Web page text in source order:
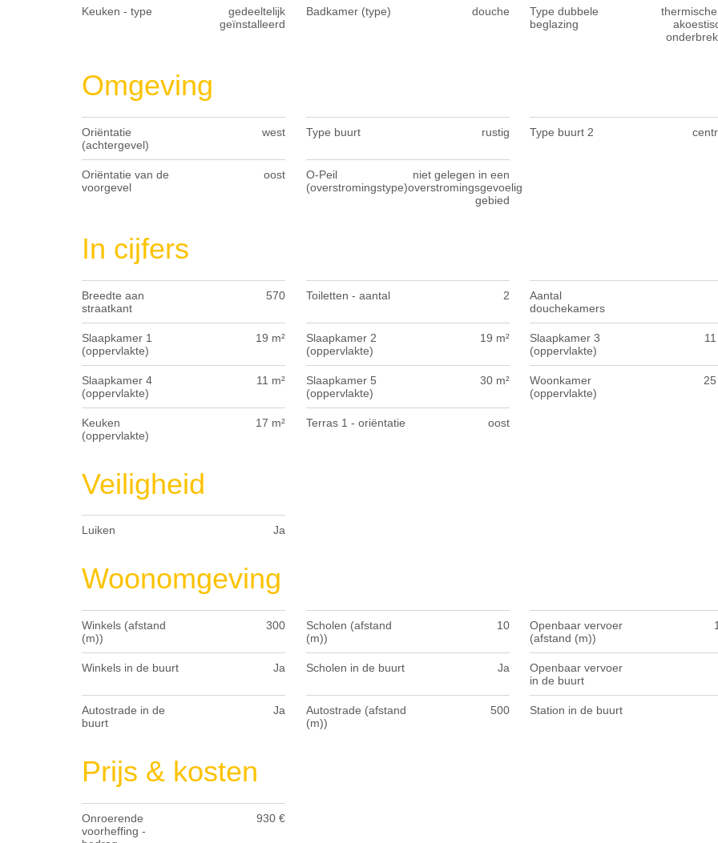
Keuken - type
gedeeltelijk
geïnstalleerd
Badkamer (type) douche
Type dubbele
beglazing
Omgeving
Oriëntatie
(achtergevel)
west Type buurt rustig Type buurt 2
Oriëntatie van de
voorgevel
oost
O-Peil
(overstromingstype)
niet gelegen in een
overstromingsgevoelig
gebied
In cijfers
Breedte aan
straatkant
570 Toiletten - aantal 2
Aantal
douchekamers
Slaapkamer 1
(oppervlakte)
19 m²
Slaapkamer 2
(oppervlakte)
19 m²
Slaapkamer 3
(oppervlakte)
Slaapkamer 4
(oppervlakte)
11 m²
Slaapkamer 5
(oppervlakte)
30 m²
Woonkamer
(oppervlakte)
25
Keuken
(oppervlakte)
17 m² Terras 1 - oriëntatie oost
Veiligheid
Luiken Ja
Woonomgeving
Winkels (afstand
(m))
300
Scholen (afstand
(m))
10
Openbaar vervoer
(afstand (m))
Winkels in de buurt Ja Scholen in de buurt Ja
Openbaar vervoer
in de buurt
Autostrade in de
buurt
Ja
Autostrade (afstand
(m))
500 Station in de buurt
Prijs & kosten
Onroerende
voorheffing -
930 €